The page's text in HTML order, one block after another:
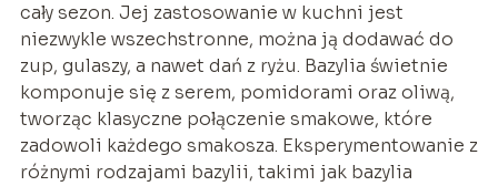
cały sezon. Jej zastosowanie w kuchni jest
niezwykle wszechstronne, można ją dodawać do
zup, gulaszy, a nawet dań z ryżu. Bazylia świetnie
komponuje się z serem, pomidorami oraz oliwą,
tworząc klasyczne połączenie smakowe, które
zadowoli każdego smakosza. Eksperymentowanie z
różnymi rodzajami bazylii, takimi jak bazylia